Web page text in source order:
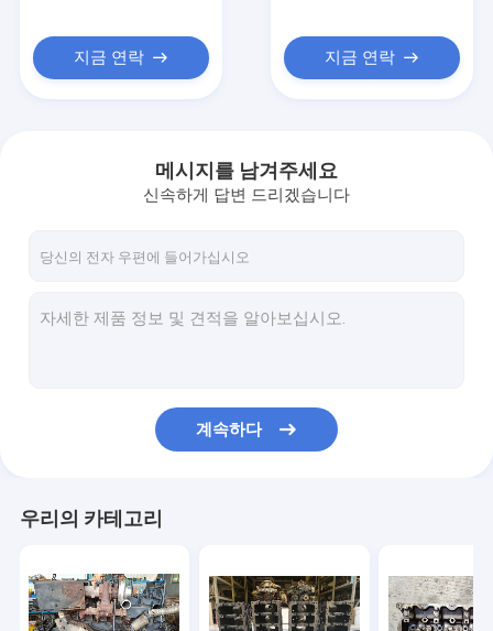
지금 연락 지금 연락
메시지를 남겨주세요
신속하게 답변 드리겠습니다
계속하다
우리의 카테고리